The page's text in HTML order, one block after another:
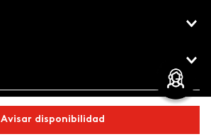
Avisar disponibilidad
Entregas a todo
el país